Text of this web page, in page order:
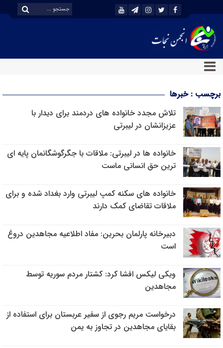
برچسب : خبرها
تلاش مجدد خانواده های دردمند برای دیدار با
عزیزانشان در لیبرتی
خانواده ها در لیبرتی: ملاقات با جگرگوشگانمان پایه ای
ترین حق انسانی ماست
خانواده های سکنه کمپ لیبرتی وارد بغداد شده و برای
ملاقات تقاضای کمک دارند
دبیرخانه پارلمان بحرین: مفاد اطلاعیه مجاهدین دروغ
است
ویکی لیکس افشا کرد: کشتار مردم سوریه توسط
مجاهدین
درخواست مریم رجوی از سفیر عربستان برای استفاده از
بقایای مجاهدین در تجاوز به یمن